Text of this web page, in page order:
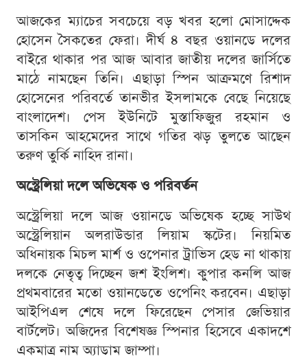
আজকের ম্যাচের সবচেয়ে বড় খবর হলো মোসাদ্দেক
হোসেন সৈকতের ফেরা। দীর্ঘ ৪ বছর ওয়ানডে দলের
বাইরে থাকার পর আজ আবার জাতীয় দলের জার্সিতে
মাঠে নামছেন তিনি। এছাড়া স্পিন আক্রমণে রিশাদ
হোসেনের পরিবর্তে তানভীর ইসলামকে বেছে নিয়েছে
বাংলাদেশ। পেস ইউনিটে মুস্তাফিজুর রহমান ও
তাসকিন আহমেদের সাথে গতির ঝড় তুলতে আছেন
তরুণ তুর্কি নাহিদ রানা।
অস্ট্রেলিয়া দলে অভিষেক ও পরিবর্তন
অস্ট্রেলিয়া দলে আজ ওয়ানডে অভিষেক হচ্ছে সাউথ
অস্ট্রেলিয়ান অলরাউন্ডার লিয়াম স্কটের। নিয়মিত
অধিনায়ক মিচল মার্শ ও ওপেনার ট্রাভিস হেড না থাকায়
দলকে নেতৃত্ব দিচ্ছেন জশ ইংলিশ। কুপার কনলি আজ
প্রথমবারের মতো ওয়ানডেতে ওপেনিং করবেন। এছাড়া
আইপিএল শেষে দলে ফিরেছেন পেসার জেভিয়ার
বার্টলেট। অজিদের বিশেষজ্ঞ স্পিনার হিসেবে একাদশে
একমাত্র নাম অ্যাডাম জাম্পা।